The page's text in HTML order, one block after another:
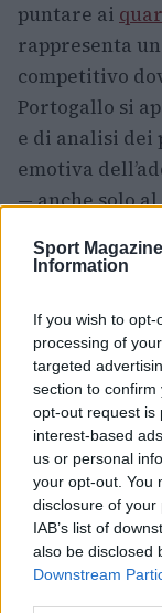
Sport
Information
If you wish to
processing of
targeted
section to
opt-out request is
interest-based
us or personal
your opt-out. You
disclosure of
IAB’s list of
also be disclosed
Downstream
puntare ai
rappresenta
competitivo
Portogallo si
e di analisi dei
emotiva
— anche solo
attenta del
In ogni caso,
trasparire un
sua uscita dai
certezza di
rimpianti
tempo per